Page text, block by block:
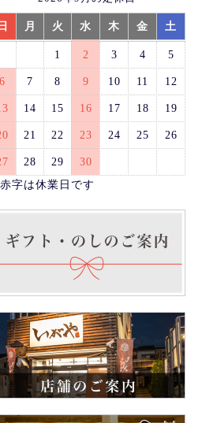
月 火 水 木 金 土
1 2 3 4 5
6 7 8 9 10 11 12
14 15 16 17 18 19
21 22 23 24 25 26
28 29
30
字は休業日です